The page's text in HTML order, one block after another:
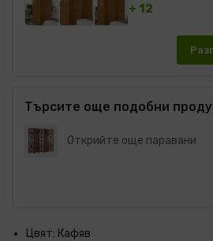
+ 12
Търсите още подобни
Открийте още паравани
Цвят: Кафяв